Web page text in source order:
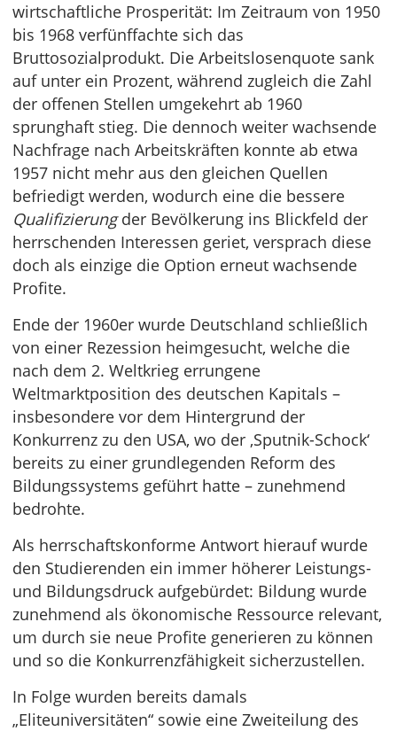
wirtschaftliche Prosperität: Im Zeitraum von 1950
bis 1968 verfünffachte sich das
Bruttosozialprodukt. Die Arbeitslosenquote sank
auf unter ein Prozent, während zugleich die Zahl
der offenen Stellen umgekehrt ab 1960
sprunghaft stieg. Die dennoch weiter wachsende
Nachfrage nach Arbeitskräften konnte ab etwa
1957 nicht mehr aus den gleichen Quellen
befriedigt werden, wodurch eine die bessere
Qualifizierungder Bevölkerung ins Blickfeld der
herrschenden Interessen geriet, versprach diese
doch als einzige die Option erneut wachsende
Profite.
Ende der 1960er wurde Deutschland schließlich
von einer Rezession heimgesucht, welche die
nach dem 2. Weltkrieg errungene
Weltmarktposition des deutschen Kapitals –
insbesondere vor dem Hintergrund der
Konkurrenz zu den USA, wo der ‚Sputnik-Schock‘
bereits zu einer grundlegenden Reform des
Bildungssystems geführt hatte – zunehmend
bedrohte.
Als herrschaftskonforme Antwort hierauf wurde
den Studierenden ein immer höherer Leistungs-
und Bildungsdruck aufgebürdet: Bildung wurde
zunehmend als ökonomische Ressource relevant,
um durch sie neue Profite generieren zu können
und so die Konkurrenzfähigkeit sicherzustellen.
In Folge wurden bereits damals
„Eliteuniversitäten“ sowie eine Zweiteilung des